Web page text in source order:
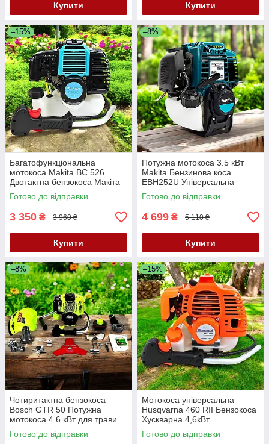
Купити Купити
–15%
Багатофункціональна
мотокоса Makita BC 526
Двотактна бензокоса Макіта
4.6 кВт Потужна бензинова
мотокоса
Готово до відправки
3 350 ₴ 3 960 ₴
Купити
–8%
Потужна мотокоса 3.5 кВт
Makita Бензинова коса
EBH252U Універсальна
чотиритактна бензокоса
Макіта
Готово до відправки
4 699 ₴ 5 110 ₴
Купити
–8%
Чотиритактна бензокоса
Bosch GTR 50 Потужна
мотокоса 4.6 кВт для трави
Універсальна бензинова
косарка Бош
Готово до відправки
–15%
Мотокоса універсальна
Husqvarna 460 RII Бензокоса
Хускварна 4,6кВт
Багатофункціональна
бензинова коса
Готово до відправки